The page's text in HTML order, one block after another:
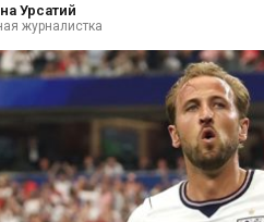
Урсатий
журналистка